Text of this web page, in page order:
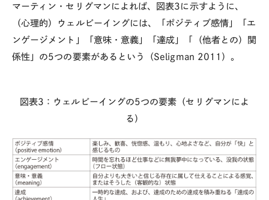
マーティン・セリグマンによれば、図表3に示すように、
（心理的）ウェルビーイングには、「ポジティブ感情」「エ
ンゲージメント」「意味・意義」「達成」「（他者との）関
係性」の5つの要素があるという（Seligman 2011）。
図表3：ウェルビーイングの5つの要素（セリグマンによ
る）